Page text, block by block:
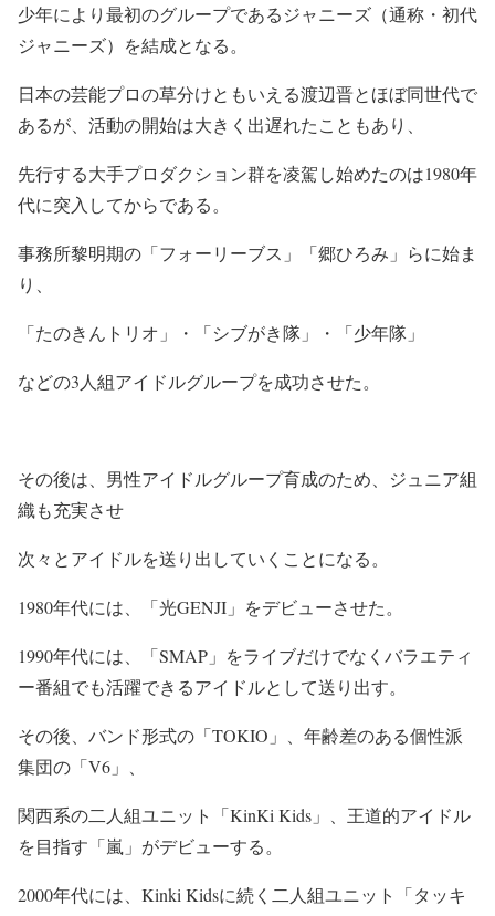
少年により最初のグループであるジャニーズ（通称・初代
ジャニーズ）を結成となる。
日本の芸能プロの草分けともいえる渡辺晋とほぼ同世代で
あるが、活動の開始は大きく出遅れたこともあり、
先行する大手プロダクション群を凌駕し始めたのは1980年
代に突入してからである。
事務所黎明期の「フォーリーブス」「郷ひろみ」らに始ま
り、
「たのきんトリオ」・「シブがき隊」・「少年隊」
などの3人組アイドルグループを成功させた。
その後は、男性アイドルグループ育成のため、ジュニア組
織も充実させ
次々とアイドルを送り出していくことになる。
1980年代には、「光GENJI」をデビューさせた。
1990年代には、「SMAP」をライブだけでなくバラエティ
ー番組でも活躍できるアイドルとして送り出す。
その後、バンド形式の「TOKIO」、年齢差のある個性派
集団の「V6」、
関西系の二人組ユニット「KinKi Kids」、王道的アイドル
を目指す「嵐」がデビューする。
2000年代には、Kinki Kidsに続く二人組ユニット「タッキ